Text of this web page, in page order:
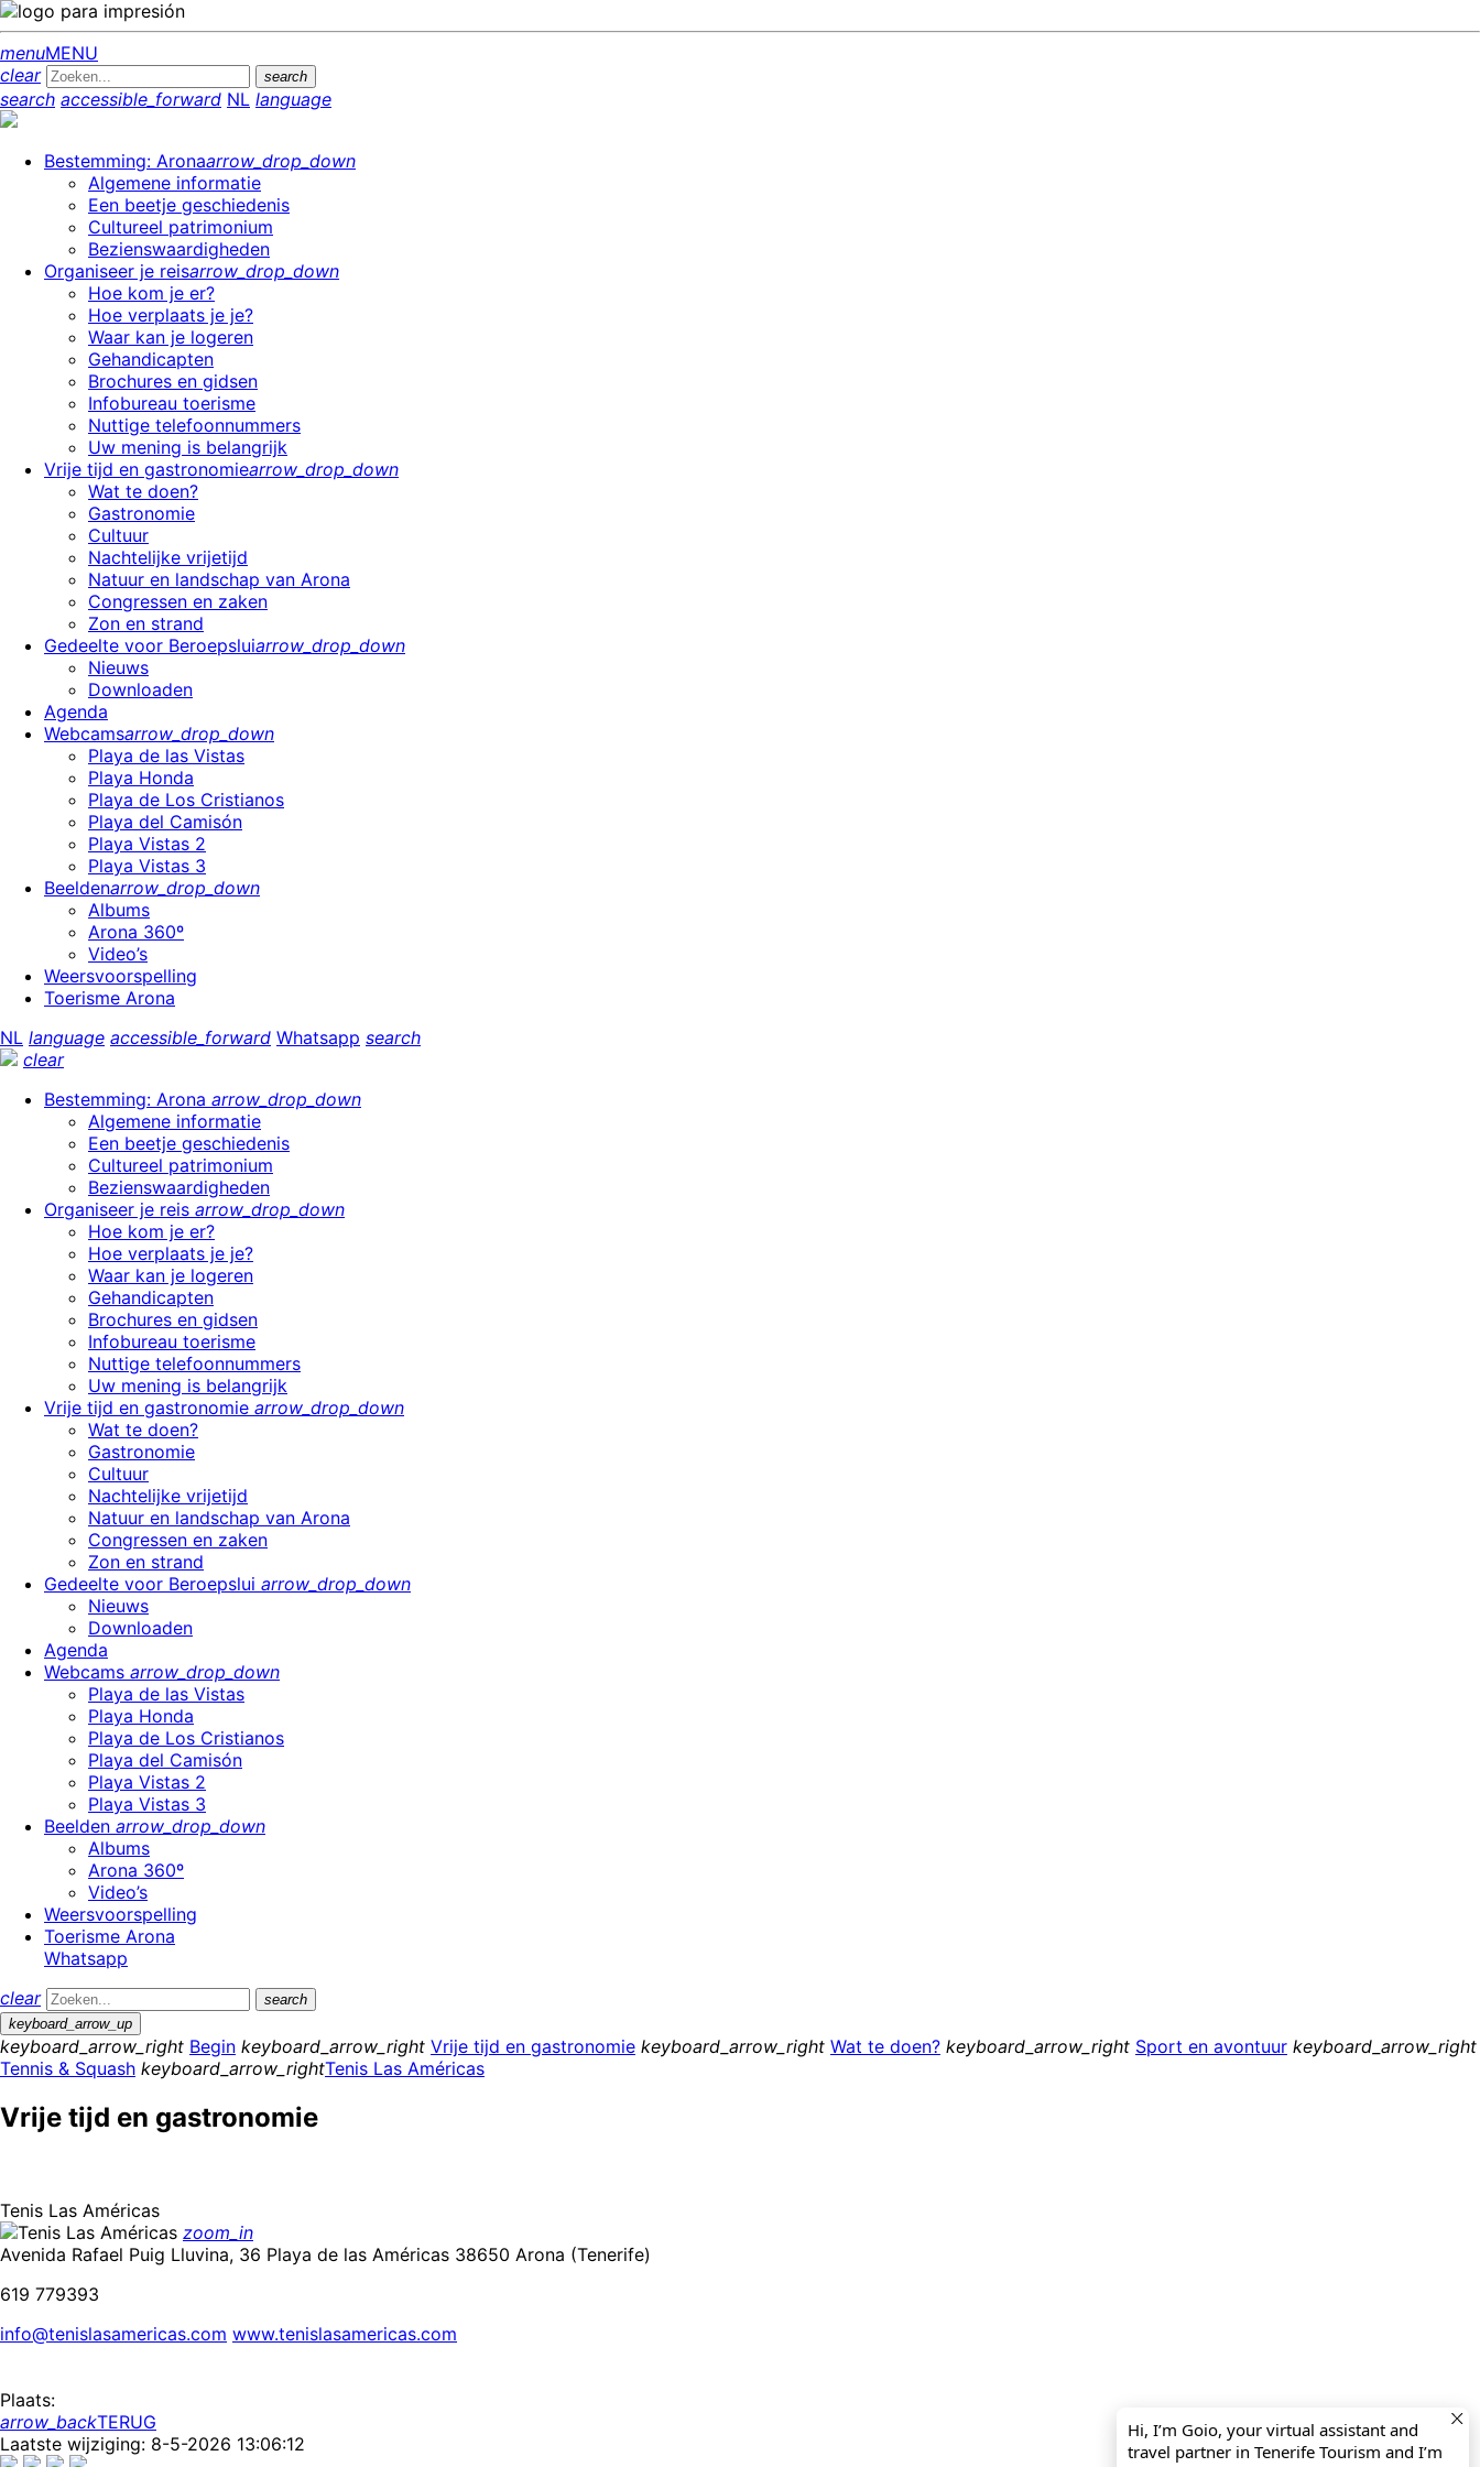
Hi, I’m Goio, your virtual assistant and
travel partner in Tenerife Tourism and I’m
menuMENU
clear
search
search accessible_forward NL language
Bestemming: Aronaarrow_drop_down
Algemene informatie
Een beetje geschiedenis
Cultureel patrimonium
Bezienswaardigheden
Organiseer je reisarrow_drop_down
Hoe kom je er?
Hoe verplaats je je?
Waar kan je logeren
Gehandicapten
Brochures en gidsen
Infobureau toerisme
Nuttige telefoonnummers
Uw mening is belangrijk
Vrije tijd en gastronomiearrow_drop_down
Wat te doen?
Gastronomie
Cultuur
Nachtelijke vrijetijd
Natuur en landschap van Arona
Congressen en zaken
Zon en strand
Gedeelte voor Beroepsluiarrow_drop_down
Nieuws
Downloaden
Agenda
Webcamsarrow_drop_down
Playa de las Vistas
Playa Honda
Playa de Los Cristianos
Playa del Camisón
Playa Vistas 2
Playa Vistas 3
Beeldenarrow_drop_down
Albums
Arona 360º
Video’s
Weersvoorspelling
Toerisme Arona
NL language accessible_forward Whatsapp search
clear
Bestemming: Arona arrow_drop_down
Algemene informatie
Een beetje geschiedenis
Cultureel patrimonium
Bezienswaardigheden
Organiseer je reis arrow_drop_down
Hoe kom je er?
Hoe verplaats je je?
Waar kan je logeren
Gehandicapten
Brochures en gidsen
Infobureau toerisme
Nuttige telefoonnummers
Uw mening is belangrijk
Vrije tijd en gastronomie arrow_drop_down
Wat te doen?
Gastronomie
Cultuur
Nachtelijke vrijetijd
Natuur en landschap van Arona
Congressen en zaken
Zon en strand
Gedeelte voor Beroepslui arrow_drop_down
Nieuws
Downloaden
Agenda
Webcams arrow_drop_down
Playa de las Vistas
Playa Honda
Playa de Los Cristianos
Playa del Camisón
Playa Vistas 2
Playa Vistas 3
Beelden arrow_drop_down
Albums
Arona 360º
Video’s
Weersvoorspelling
Toerisme Arona
Whatsapp
clear
search
keyboard_arrow_up
keyboard_arrow_right Begin keyboard_arrow_right Vrije tijd en gastronomie keyboard_arrow_right Wat te doen? keyboard_arrow_right Sport en avontuur keyboard_arrow_right
Tennis & Squash keyboard_arrow_rightTenis Las Américas
Vrije tijd en gastronomie
Tenis Las Américas
zoom_in
Avenida Rafael Puig Lluvina, 36 Playa de las Américas 38650 Arona (Tenerife)
619 779393
info@tenislasamericas.com www.tenislasamericas.com
Plaats:
arrow_backTERUG
Laatste wijziging: 8-5-2026 13:06:12